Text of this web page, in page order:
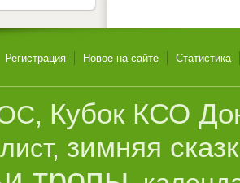
Регистрация Новое на сайте Статистика
, Кубок КСО
, зимняя